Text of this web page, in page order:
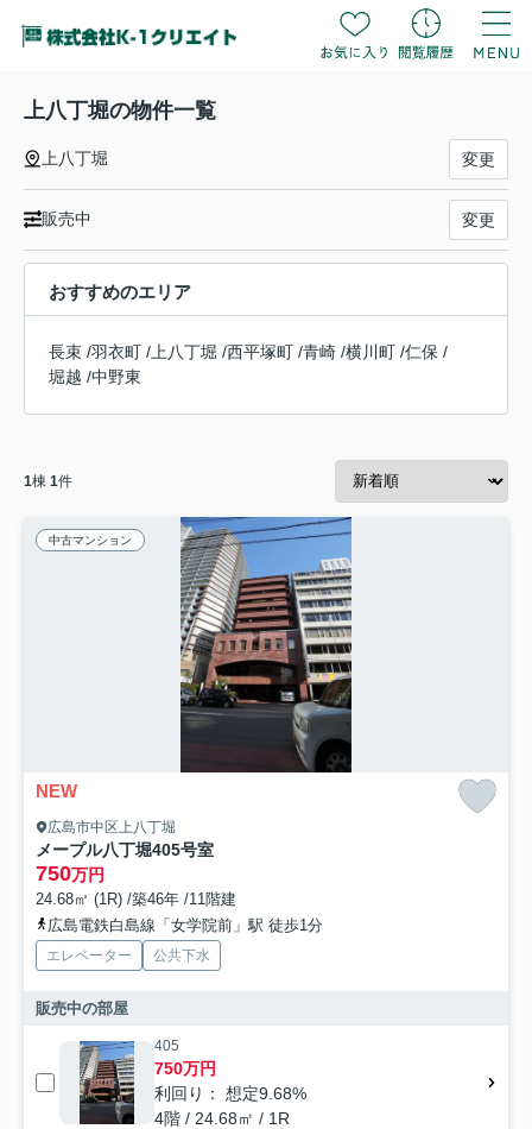
上八丁堀の物件一覧
上八丁堀 変更
販売中 変更
おすすめのエリア
長束 /羽衣町 / 上八丁堀 /西平塚町 /青崎 /横川町 /仁保 /
堀越 /中野東
1棟 1件
中古マンション
NEW
広島市中区上八丁堀
メープル八丁堀405号室
750万円
24.68㎡ (1R) /築46年 /11階建
広島電鉄白島線「女学院前」駅 徒歩1分
エレベーター 公共下水
販売中の部屋
405
750万円
利回り： 想定9.68%
4階 / 24.68㎡ / 1R